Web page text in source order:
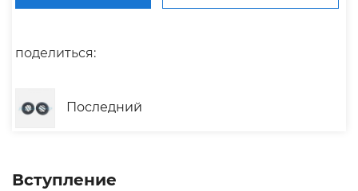
поделиться:
Последний
Вступление